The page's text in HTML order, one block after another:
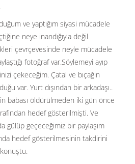
ve yaptığım siyasi mücadele
neye inandığıyla değil
çevrçevesinde neyle mücadele
fotoğraf var.Söylemeyi ayıp
çekeceğim. Çatal ve bıçağın
var. Yurt dışından bir arkadaşı..
babası öldürülmeden iki gün önce
hedef gösterilmişti. Ve
gülüp geçeceğimiz bir paylaşım
hedef gösterilmesinin takdirini
konuştu.